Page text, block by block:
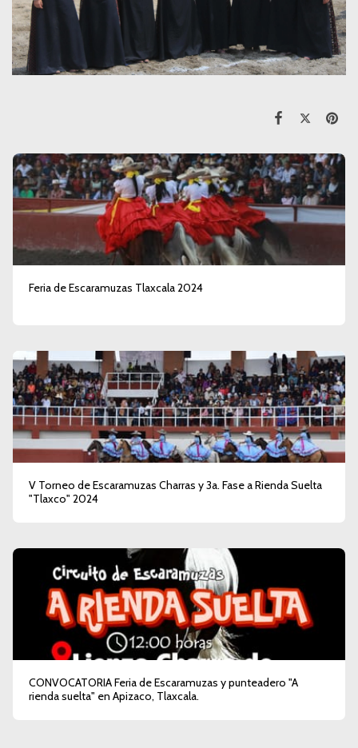
Feria de Escaramuzas Tlaxcala 2024
V Torneo de Escaramuzas Charras y 3a. Fase a Rienda Suelta
"Tlaxco" 2024
CONVOCATORIA Feria de Escaramuzas y punteadero "A
rienda suelta" en Apizaco, Tlaxcala.